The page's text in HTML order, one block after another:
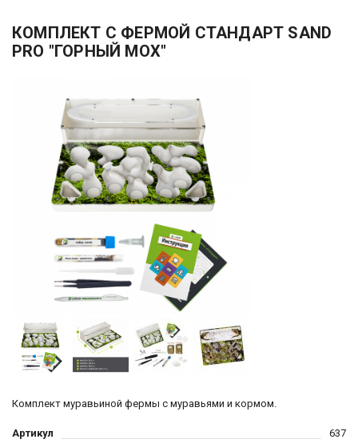
КОМПЛЕКТ С ФЕРМОЙ СТАНДАРТ SAND
PRO "ГОРНЫЙ МОХ"
Комплект муравьиной фермы с муравьями и кормом.
Артикул 637